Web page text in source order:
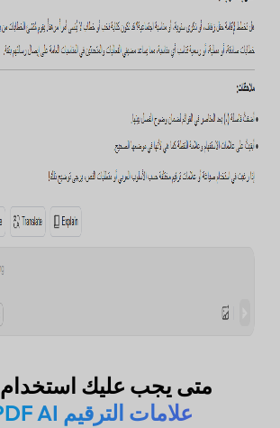
متى يجب عليك استخدام
علامات الترقيم UPDF AI؟